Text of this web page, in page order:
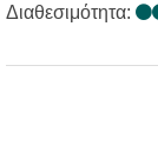
Διαθεσιμότητα: